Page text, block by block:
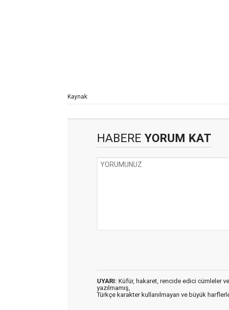
Kaynak:
HABERE YORUM KAT
UYARI: Küfür, hakaret, rencide edici cümleler
yazılmamış,
Türkçe karakter kullanılmayan ve büyük